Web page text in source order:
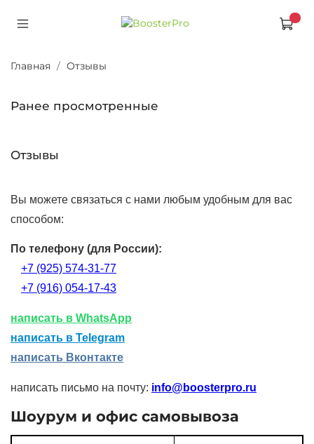
Главная Отзывы
Ранее просмотренные
Отзывы
Вы можете связаться с нами любым удобным для вас
способом:
По телефону (для России):
+7 (925) 574-31-77
+7 (916) 054-17-43
написать в WhatsApp
написать в Telegram
написать Вконтакте
написать письмо на почту: info@boosterpro.ru
Шоурум и офис самовывоза